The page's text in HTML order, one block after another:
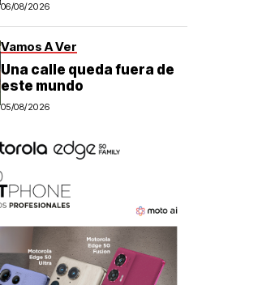
06/08/2026
Vamos A Ver
Una calle queda fuera de
este mundo
05/08/2026